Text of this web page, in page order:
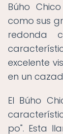
Búho
como sus
redonda
excelente
en un
El Búho
po". Esta